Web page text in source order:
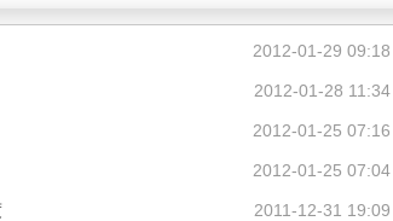
2012-01-29 09:18
2012-01-28 11:34
2012-01-25 07:16
2012-01-25 07:04
2011-12-31 19:09